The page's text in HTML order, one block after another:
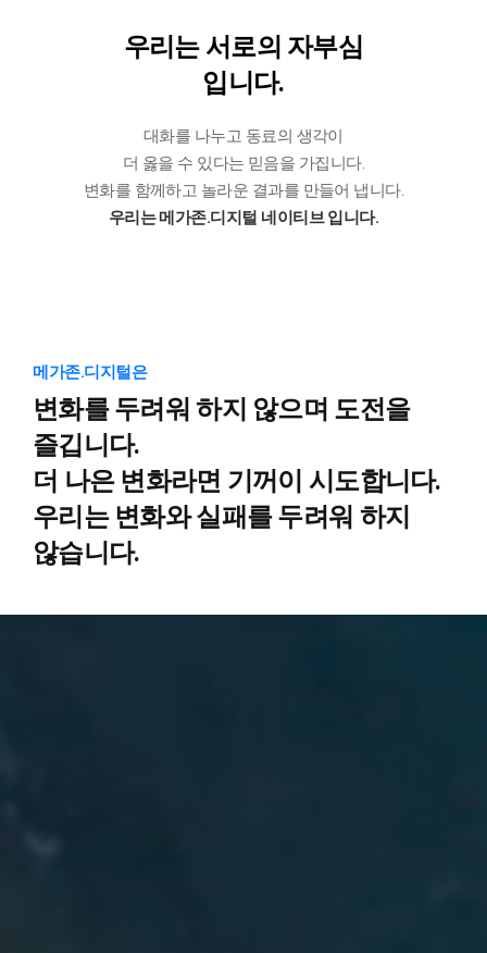
우리는 서로의 자부심
입니다.
대화를 나누고 동료의 생각이
더 옳을 수 있다는 믿음을 가집니다.
변화를 함께하고 놀라운 결과를 만들어 냅니다.
우리는 메가존.디지털 네이티브 입니다.
메가존.디지털은
변화를 두려워 하지 않으며 도전을
즐깁니다.
더 나은 변화라면 기꺼이 시도합니다.
우리는 변화와 실패를 두려워 하지
않습니다.